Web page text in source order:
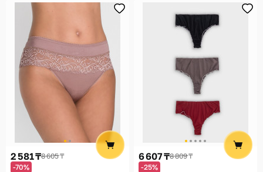
2 581 ₸8 605 ₸
-70%
6 607 ₸8 809 ₸
-25%